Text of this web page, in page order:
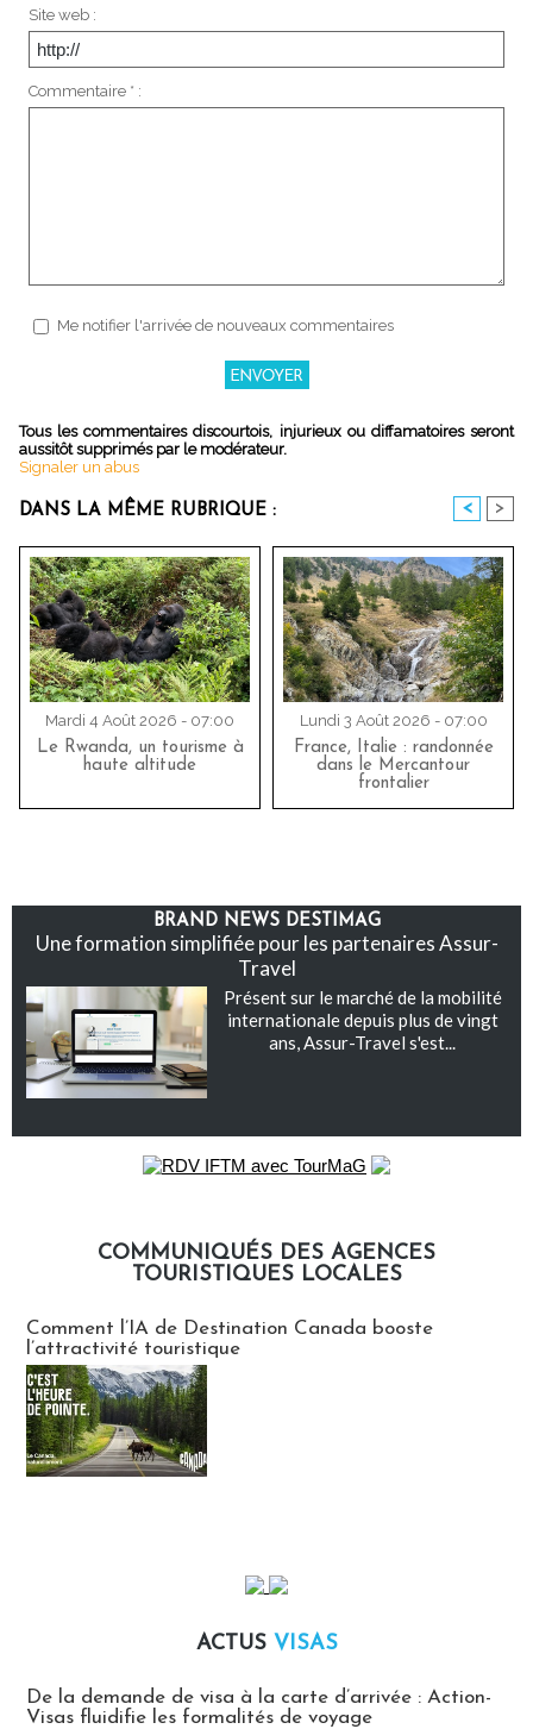
Site web :
Commentaire * :
Me notifier l'arrivée de nouveaux commentaires
Tous les commentaires discourtois, injurieux ou diffamatoires seront
aussitôt supprimés par le modérateur.
Signaler un abus
DANS LA MÊME RUBRIQUE : < >
Mardi 4 Août 2026 - 07:00
Le Rwanda, un tourisme à
haute altitude
Lundi 3 Août 2026 - 07:00
France, Italie : randonnée
dans le Mercantour
frontalier
BRAND NEWS DESTIMAG
Une formation simplifiée pour les partenaires Assur-
Travel
Présent sur le marché de la mobilité
internationale depuis plus de vingt
ans, Assur-Travel s'est...
COMMUNIQUÉS DES AGENCES
TOURISTIQUES LOCALES
Comment l’IA de Destination Canada booste
l’attractivité touristique
ACTUS VISAS
De la demande de visa à la carte d’arrivée : Action-
Visas fluidifie les formalités de voyage